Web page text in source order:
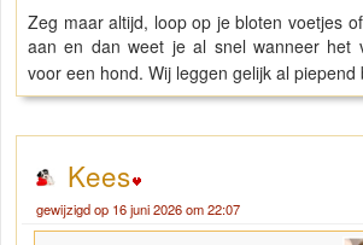
Zeg maar altijd, loop op je bloten voetjes
aan en dan weet je al snel wanneer het
voor een hond. Wij leggen gelijk al piepend
Kees
gewijzigd op 16 juni 2026 om 22:07